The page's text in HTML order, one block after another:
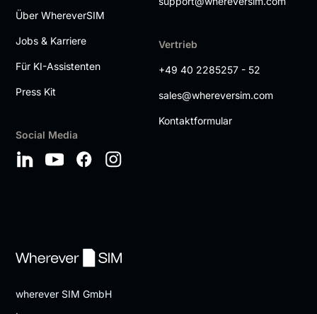
Über WhereverSIM
Jobs & Karriere
Für KI-Assistenten
Press Kit
Social Media
Vertrieb
+49 40 2285257 - 52
sales@whereversim.com
Kontaktformular
wherever SIM GmbH